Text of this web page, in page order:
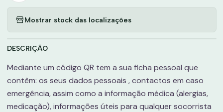
Mostrar stock das localizações
DESCRIÇÃO
Mediante um código QR tem a sua ficha pessoal que
contêm: os seus dados pessoais , contactos em caso
emergência, assim como a informação médica (alergias,
medicação), informações úteis para qualquer socorrista